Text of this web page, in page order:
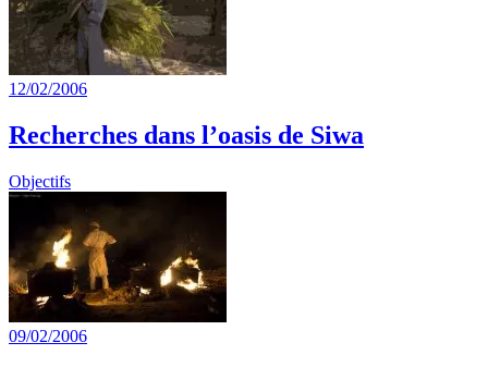
12/02/2006
Recherches dans l’oasis de Siwa
Objectifs
09/02/2006